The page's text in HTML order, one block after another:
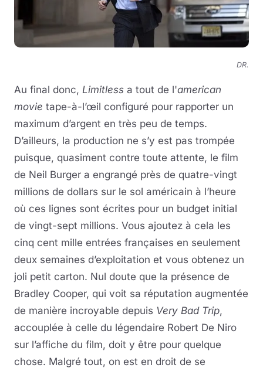
DR.
Au final donc, Limitless a tout de l'american
movie tape-à-l’œil configuré pour rapporter un
maximum d’argent en très peu de temps.
D’ailleurs, la production ne s’y est pas trompée
puisque, quasiment contre toute attente, le film
de Neil Burger a engrangé près de quatre-vingt
millions de dollars sur le sol américain à l’heure
où ces lignes sont écrites pour un budget initial
de vingt-sept millions. Vous ajoutez à cela les
cinq cent mille entrées françaises en seulement
deux semaines d’exploitation et vous obtenez un
joli petit carton. Nul doute que la présence de
Bradley Cooper, qui voit sa réputation augmentée
de manière incroyable depuis Very Bad Trip,
accouplée à celle du légendaire Robert De Niro
sur l’affiche du film, doit y être pour quelque
chose. Malgré tout, on est en droit de se